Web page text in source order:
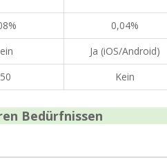
0,04%
Ja (iOS/Android)
Kein
Bedürfnissen